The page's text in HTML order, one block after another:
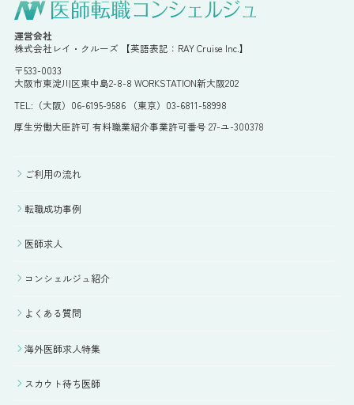
運営会社
株式会社レイ・クルーズ 【英語表記：RAY Cruise Inc.】
〒533-0033
大阪市東淀川区東中島2-8-8 WORKSTATION新大阪202
TEL:（大阪）06-6195-9586 （東京）03-6811-58998
厚生労働大臣許可 有料職業紹介事業許可番号 27-ユ-300378
ご利用の流れ
転職成功事例
医師求人
コンシェルジュ紹介
よくある質問
海外医師求人特集
スカウト待ち医師